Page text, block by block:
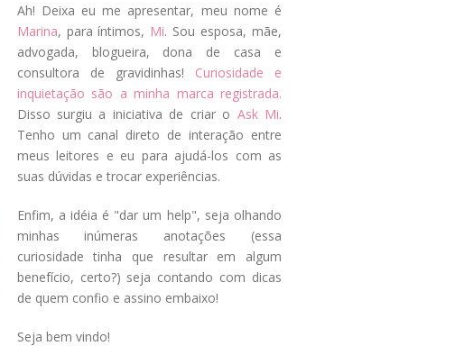
Ah! Deixa eu me apresentar, meu nome é
Marina, para íntimos, Mi. Sou esposa, mãe,
advogada, blogueira, dona de casa e
consultora de gravidinhas! Curiosidade e
inquietação são a minha marca registrada.
Disso surgiu a iniciativa de criar o Ask Mi.
Tenho um canal direto de interação entre
meus leitores e eu para ajudá-los com as
suas dúvidas e trocar experiências.
Enfim, a idéia é "dar um help", seja olhando
minhas inúmeras anotações (essa
curiosidade tinha que resultar em algum
benefício, certo?) seja contando com dicas
de quem confio e assino embaixo!
Seja bem vindo!